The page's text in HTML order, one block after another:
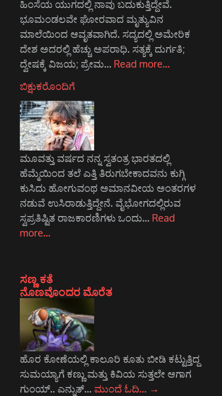
ಹಿಂಸೆಯ ಯುಗದಲ್ಲಿ ನಾವು ಬದುಕುತ್ತಿದ್ದೇವೆ.
ಭೂಮಂಡಲವೇ ಘೋರವಾದ ಮೃತ್ಯುವಿನ
ಮಾಲೆಯಿಂದ ಆವೃತವಾಗಿದೆ. ಸದ್ಯದಲ್ಲಿ ಅಮೇರಿಕ
ದೇಶ ಅದರಲ್ಲಿ ಹೆಚ್ಚು ಅಪರಾಧಿ. ಸತ್ಯಕ್ಕೆ ದುರ್ಗತಿ;
ದ್ವೇಷಕ್ಕೆ ವಿಜಯ; ಪ್ರೇಮ… Read more…
ಬಿಕ್ಷುಕರೊಂದಿಗೆ
ಮೂವತ್ತು ವರ್ಷದ ನನ್ನ ಸ್ವತಂತ್ರ ಭಾರತದಲ್ಲಿ
ಹೆಮ್ಮೆಯಿಂದ ತಲೆ ಎತ್ತಿ ತಿರುಗಬೇಕಾದವನು ಕುಗ್ಗಿ
ಕುಸಿದು ಹೋಗುವಂಥ ಅಮಾನವೀಯ ಅಂತರಗಳ
ನಡುವೆ ಉಸಿರಾಡುತ್ತಿದ್ದೇನೆ. ವೈಭೋಗದಲ್ಲಿರುವ
ಸ್ವಪ್ರತಿಷ್ಟಿತ ರಾಜಕಾರಣಿಗಳು ಒಂದು… Read
more…
ಸಣ್ಣ ಕತೆ
ನೊಣವೊಂದರ ಮೊರೆತ
ಹೊರ ಕೋಣೆಯಲ್ಲಿ ಕಾಲೂರಿ ಕೂತು ಬೀಡಿ ಕಟ್ಟುತ್ತಿದ್ದ
ಸುಮಯ್ಯಾಗೆ ಕಣ್ಣು ಮತ್ತು ಕಿವಿಯ ಸುತ್ತಲೇ ಆಗಾಗ
ಗುಂಯ್.. ಎನ್ನುತ್… ಮುಂದೆ ಓದಿ… →